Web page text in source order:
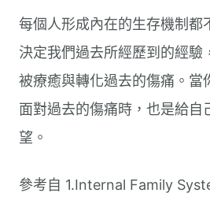
每個人形成內在的生存機制都
決定我們過去所經歷到的經驗
被療癒與轉化過去的傷痛。當
面對過去的傷痛時，也是給自
望。
參考自 1.Internal Family